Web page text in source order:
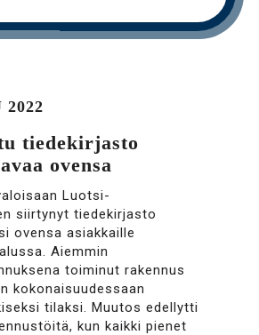
2022
tiedekirjasto
ovensa
Luotsi-
siirtynyt tiedekirjasto
ovensa asiakkaille
Aiemmin
toiminut rakennus
kokonaisuudessaan
tilaksi. Muutos edellytti
kun kaikki pienet